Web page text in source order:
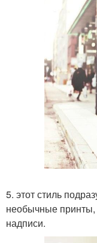
5. этот стиль
необычные
надписи.